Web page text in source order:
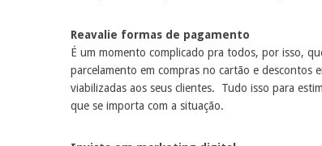
Reavalie formas de pagamento
É um momento complicado pra todos, por isso,
parcelamento em compras no cartão e descontos
viabilizadas aos seus clientes. Tudo isso para
que se importa com a situação.